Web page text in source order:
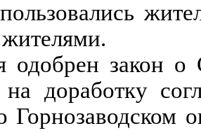
одобрен закон о
на доработку
Горнозаводском